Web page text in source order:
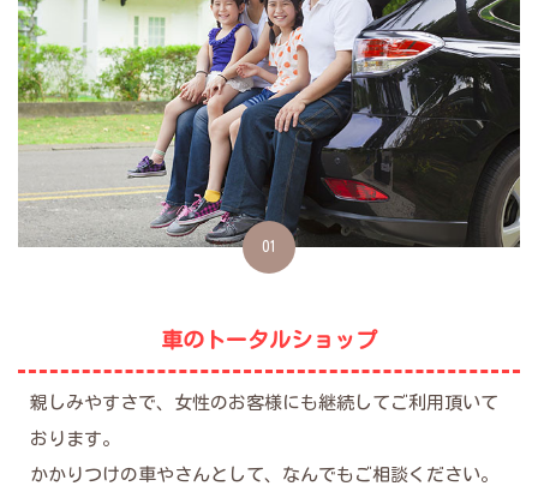
01
車のトータルショップ
親しみやすさで、女性のお客様にも継続してご利用頂いて
おります。
かかりつけの車やさんとして、なんでもご相談ください。